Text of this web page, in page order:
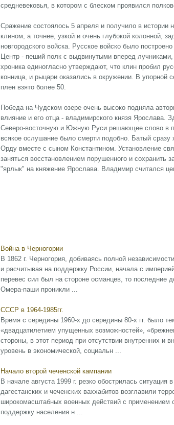
средневековья, в котором с блеском проявился
Сражение состоялось 5 апреля и получило в
клином, а точнее, узкой и очень глубокой колонной,
новгородского войска. Русское войско было
Центр - пеший полк с выдвинутыми вперед
хроника единогласно утверждают, что клин пробил
конница, и рыцари оказались в окружении. В упорной
плен взято более 50.
Победа на Чудском озере очень высоко подняла
влияние и его отца - владимирского князя Ярослава.
Северо-восточную и Южную Руси решающее слово в
всякое ослушание было смерти подобно. Батый
Орду вместе с сыном Константином. Установление
заняться восстановлением порушенного и сохранить
"ярлык" на княжение Ярослава. Владимир считался
Война в Черногории
В 1862 г. Черногория, добиваясь полной
и расчитывая на поддержку России, начала с
перевес сил был на стороне османцев, то последние
Омера-паши проникли ...
СССР в 1964-1985гг.
Время с середины 1960-х до середины 80-х гг. было
«двадцатилетием упущенных возможностей»,
стороны, в этот период при отсутствии внутренних и
уровень в экономической, социальн ...
Начало второй чеченской кампании
В начале августа 1999 г. резко обострилась
дагестанских и чеченских ваххабитов возглавили
широкомасштабных военных действий с применением
поддержку населения н ...